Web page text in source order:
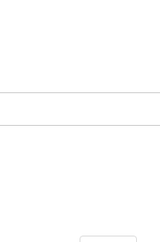
legislativas